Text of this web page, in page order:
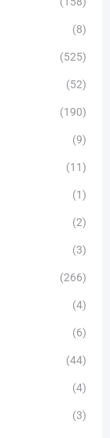
(8)
(525)
(52)
(190)
(9)
(11)
(1)
(2)
(3)
(266)
(4)
(6)
(44)
(4)
(3)